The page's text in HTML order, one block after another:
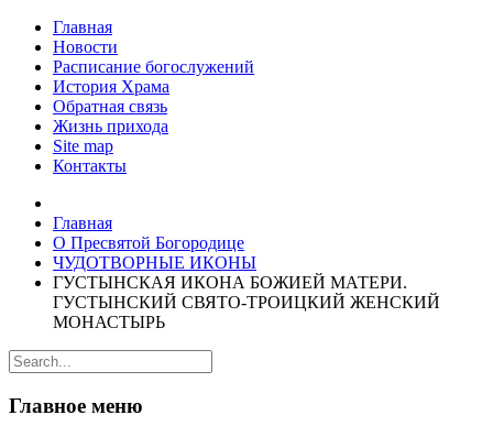
Главная
Новости
Расписание богослужений
История Храма
Обратная связь
Жизнь прихода
Site map
Контакты
Главная
О Пресвятой Богородице
ЧУДОТВОРНЫЕ ИКОНЫ
ГУСТЫНСКАЯ ИКОНА БОЖИЕЙ МАТЕРИ.
ГУСТЫНСКИЙ СВЯТО-ТРОИЦКИЙ ЖЕНСКИЙ
МОНАСТЫРЬ
Главное меню